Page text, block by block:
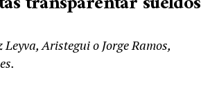
Aristegui o Jorge Ramos,